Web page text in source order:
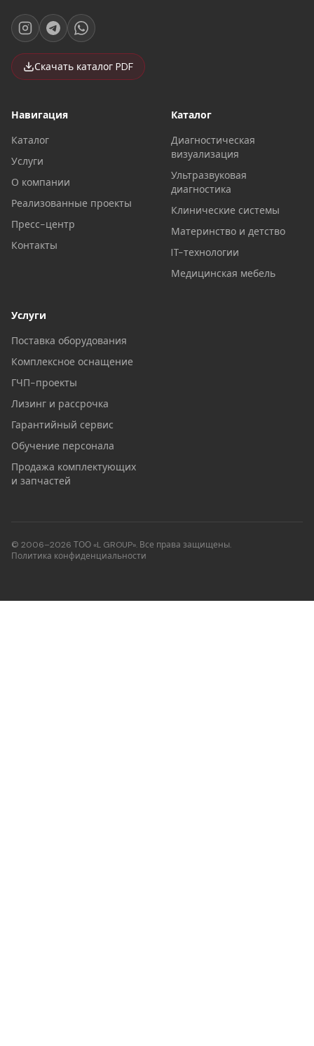
Скачать каталог PDF
Навигация
Каталог
Услуги
О компании
Реализованные проекты
Пресс-центр
Контакты
Каталог
Диагностическая
визуализация
Ультразвуковая
диагностика
Клинические системы
Материнство и детство
IT-технологии
Медицинская мебель
Услуги
Поставка оборудования
Комплексное оснащение
ГЧП-проекты
Лизинг и рассрочка
Гарантийный сервис
Обучение персонала
Продажа комплектующих
и запчастей
© 2006–2026 ТОО «L GROUP». Все права защищены.
Политика конфиденциальности